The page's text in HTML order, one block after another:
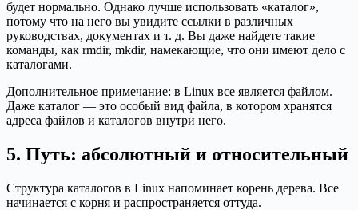
будет нормально. Однако лучше использовать «каталог»,
потому что на него вы увидите ссылки в различных
руководствах, документах и т. д. Вы даже найдете такие
команды, как rmdir, mkdir, намекающие, что они имеют дело с
каталогами.
Дополнительное примечание: в Linux все является файлом.
Даже каталог — это особый вид файла, в котором хранятся
адреса файлов и каталогов внутри него.
5. Путь: абсолютный и относительный
Структура каталогов в Linux напоминает корень дерева. Все
начинается с корня и распространяется оттуда.